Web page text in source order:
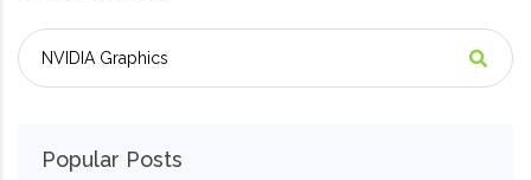
Popular Posts